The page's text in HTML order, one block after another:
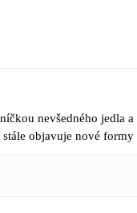
nevšedného jedla
objavuje nové